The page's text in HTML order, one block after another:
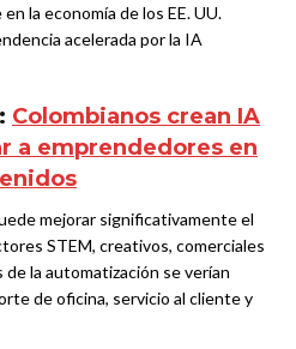
la economía de los EE. UU.
acelerada por la IA
Colombianos crean IA
a emprendedores en
mejorar significativamente el
STEM, creativos, comerciales
la automatización se verían
de oficina, servicio al cliente y